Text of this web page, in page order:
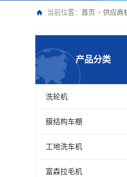
当前位置： 首页 > 供应商
产品分类
洗轮机
膜结构车棚
工地洗车机
富森拉毛机